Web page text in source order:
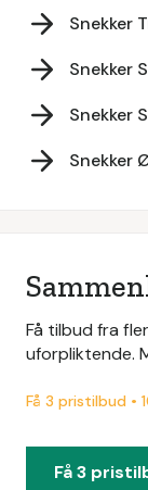
Snekker
Snekker
Snekker
Snekker
Få tilbud fra
uforpliktende.
Få 3 pristilbud •
Få 3